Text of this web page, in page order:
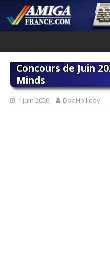
Concours de Juin
Minds
1 juin 2020 Doc Holliday